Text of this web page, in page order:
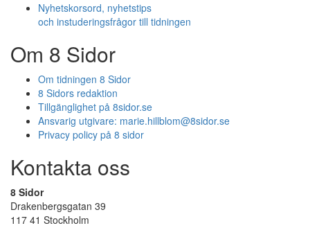
Nyhetskorsord, nyhetstips
och instuderingsfrågor till tidningen
Om 8 Sidor
Om tidningen 8 Sidor
8 Sidors redaktion
Tillgänglighet på 8sidor.se
Ansvarig utgivare: marie.hillblom@8sidor.se
Privacy policy på 8 sidor
Kontakta oss
8 Sidor
Drakenbergsgatan 39
117 41 Stockholm